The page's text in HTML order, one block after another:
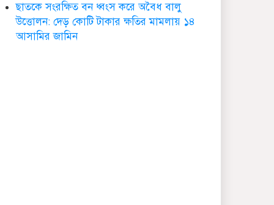
ছাতকে আওয়ামীলীগ নেতা
হাসনাত গ্রেফতার
ছাতকে সংরক্ষিত বন ধ্বংস করে অবৈধ বালু
উত্তোলন: দেড় কোটি টাকার ক্ষতির মামলায় ১৪
আসামির জামিন